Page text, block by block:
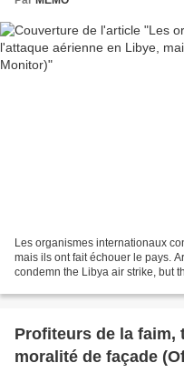
Les organismes internationaux
mais ils ont fait échouer le pays.
condemn the Libya air strike, but
Profiteurs de la faim,
moralité de façade